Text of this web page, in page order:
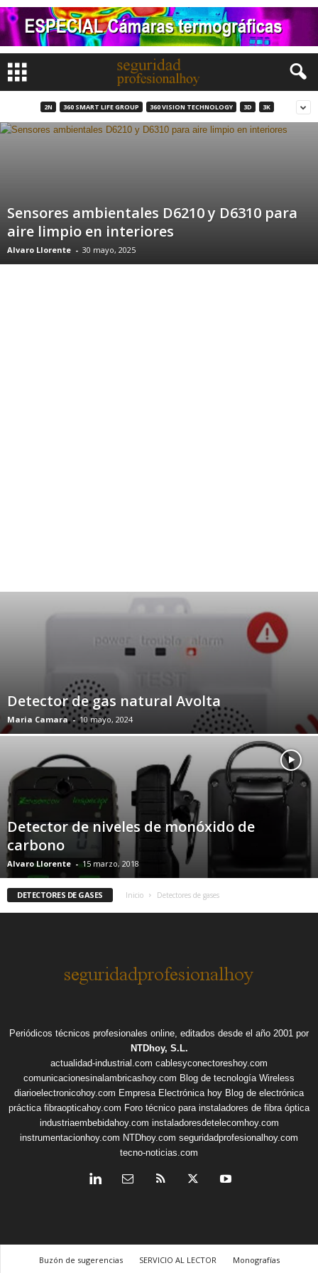
2N 360 SMART LIFE GROUP 360 VISION TECHNOLOGY 3D 3K
Sensores ambientales D6210 y D6310 para
aire limpio en interiores
Alvaro Llorente - 30 mayo, 2025
Detector de gas natural Avolta
Maria Camara - 10 mayo, 2024
Detector de niveles de monóxido de
carbono
Alvaro Llorente - 15 marzo, 2018
DETECTORES DE GASES Inicio Detectores de gases
Periódicos técnicos profesionales online, editados desde el año 2001 por
NTDhoy, S.L.
actualidad-industrial.com cablesyconectoreshoy.com
comunicacionesinalambricashoy.com Blog de tecnología Wireless
diarioelectronicohoy.com Empresa Electrónica hoy Blog de electrónica
práctica fibraopticahoy.com Foro técnico para instaladores de fibra óptica
industriaembebidahoy.com instaladoresdetelecomhoy.com
instrumentacionhoy.com NTDhoy.com seguridadprofesionalhoy.com
tecno-noticias.com
Buzón de sugerencias SERVICIO AL LECTOR
Monografías